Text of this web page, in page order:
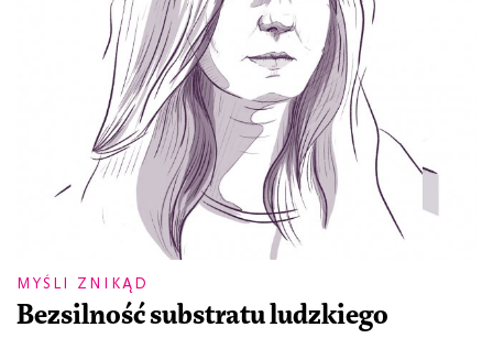
MYŚLI ZNIKĄD
Bezsilność substratu ludzkiego